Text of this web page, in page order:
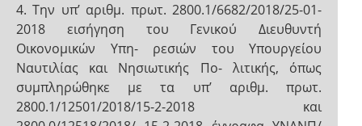
4. Την υπ’ αριθμ. πρωτ. 2800.1/6682/2018/25-01-
2018 εισήγηση του Γενικού Διευθυντή
Οικονομικών Υπη- ρεσιών του Υπουργείου
Ναυτιλίας και Νησιωτικής Πο- λιτικής, όπως
συμπληρώθηκε με τα υπ’ αριθμ. πρωτ.
2800.1/12501/2018/15-2-2018 και